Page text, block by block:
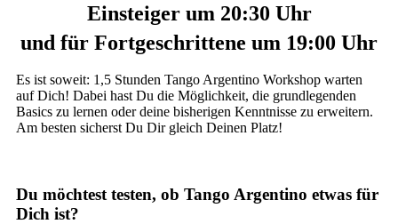
Einsteiger um 20:30 Uhr
und für Fortgeschrittene um 19:00 Uhr
Es ist soweit: 1,5 Stunden Tango Argentino Workshop warten
auf Dich! Dabei hast Du die Möglichkeit, die grundlegenden
Basics zu lernen oder deine bisherigen Kenntnisse zu erweitern.
Am besten sicherst Du Dir gleich Deinen Platz!
Du möchtest testen, ob Tango Argentino etwas für
Dich ist?